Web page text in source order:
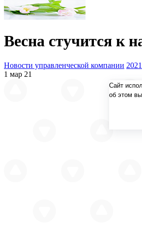
Весна стучится к
Новости управленческой компании 2021
1 мар 21
Сайт
об этом